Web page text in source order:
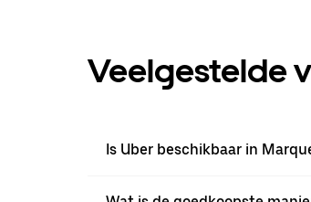
Veelgestelde
Is Uber beschikbaar in